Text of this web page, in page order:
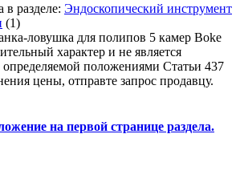
в разделе: Эндоскопический инструмент
(1)
ловушка для полипов 5 камер Boke
характер и не является
положениями Статьи 437
цены, отправте запрос продавцу.
на первой странице раздела.